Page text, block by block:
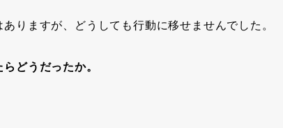
りますが、どうしても行動に移せませんでした。
どうだったか。